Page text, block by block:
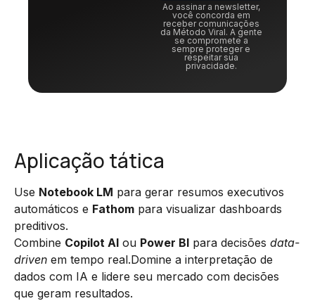
Ao assinar a newsletter,
você concorda em
receber comunicações
da Método Viral. A gente
se compromete a
sempre proteger e
respeitar sua
privacidade.
Aplicação tática
Use Notebook LM para gerar resumos executivos
automáticos e Fathom para visualizar dashboards
preditivos.
Combine Copilot AI ou Power BI para decisões data-
driven em tempo real.Domine a interpretação de
dados com IA e lidere seu mercado com decisões
que geram resultados.